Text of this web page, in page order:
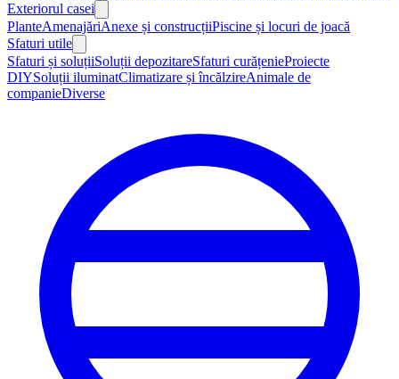
Exteriorul casei
PlanteAmenajăriAnexe și construcțiiPiscine și locuri de joacă
Sfaturi utile
Sfaturi și soluțiiSoluții depozitareSfaturi curățenieProiecte
DIYSoluții iluminatClimatizare și încălzireAnimale de
companieDiverse